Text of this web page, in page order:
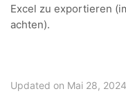
Excel zu exportieren
achten).
Updated on Mai 28, 2024